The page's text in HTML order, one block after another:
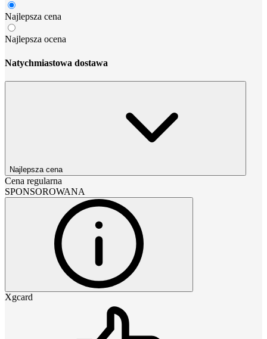
Najlepsza cena
Najlepsza ocena
Natychmiastowa dostawa
Najlepsza cena
Cena regularna
SPONSOROWANA
Xgcard